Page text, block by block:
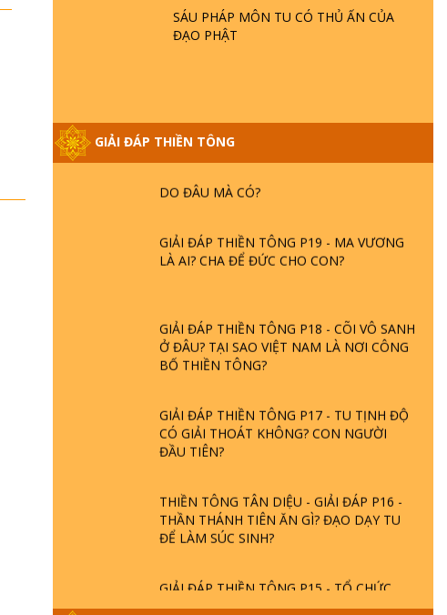
SÁU PHÁP MÔN TU CÓ THỦ ẤN CỦA
ĐẠO PHẬT
GIẢI ĐÁP THIỀN TÔNG
HOA SEN ? | TTTD
GIẢI ĐÁP THIỀN TÔNG ĐẶC BIỆT PHẦN 20
- BÁC NGUYỄN NHÂN LÀ AI? PHIỀN NÃO
DO ĐÂU MÀ CÓ?
GIẢI ĐÁP THIỀN TÔNG P19 - MA VƯƠNG
LÀ AI? CHA ĐỂ ĐỨC CHO CON?
GIẢI ĐÁP THIỀN TÔNG P18 - CÕI VÔ SANH
Ở ĐÂU? TẠI SAO VIỆT NAM LÀ NƠI CÔNG
BỐ THIỀN TÔNG?
GIẢI ĐÁP THIỀN TÔNG P17 - TU TỊNH ĐỘ
CÓ GIẢI THOÁT KHÔNG? CON NGƯỜI
ĐẦU TIÊN?
THIỀN TÔNG TÂN DIỆU - GIẢI ĐÁP P16 -
THẦN THÁNH TIÊN ĂN GÌ? ĐẠO DẠY TU
ĐỂ LÀM SÚC SINH?
GIẢI ĐÁP THIỀN TÔNG P15 - TỔ CHỨC
LOÀI CÔ HỒN - GIÁO LÝ ĐẠO PHẬT KHI